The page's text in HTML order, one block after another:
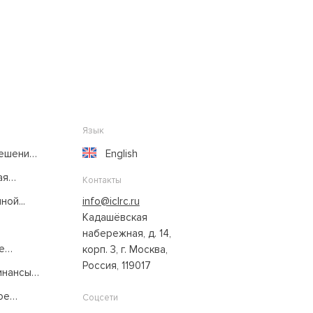
Язык
English
Контакты
info@iclrc.ru
Кадашёвская
набережная, д. 14,
корп. 3, г. Москва,
Россия, 119017
Соцсети